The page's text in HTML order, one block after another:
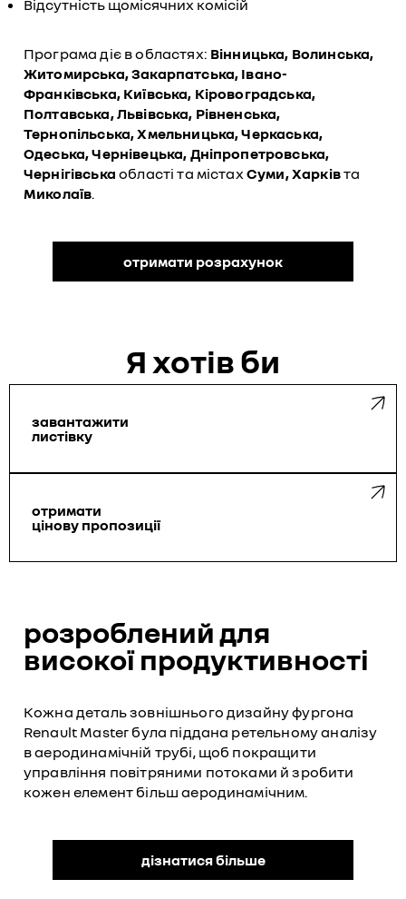
Відсутність щомісячних комісій
Програма діє в областях: Вінницька, Волинська,
Житомирська, Закарпатська, Івано-
Франківська, Київська, Кіровоградська,
Полтавська, Львівська, Рівненська,
Тернопільська, Хмельницька, Черкаська,
Одеська, Чернівецька, Дніпропетровська,
Чернігівська області та містахСуми, Харківта
Миколаїв.
отримати розрахунок
Я хотiв би
завантажити
листівку
отримати
цінову пропозиції
розроблений для
високої продуктивності
Кожна деталь зовнішнього дизайну фургона
Renault Master була піддана ретельному аналізу
в аеродинамічній трубі, щоб покращити
управління повітряними потоками й зробити
кожен елемент більш аеродинамічним.
дізнатися більше